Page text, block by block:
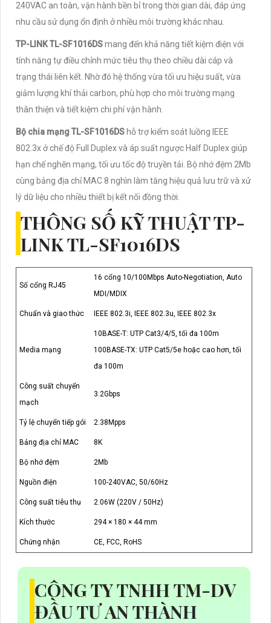
240VAC an toàn, vận hành bền bỉ trong thời gian dài, đáp ứng
nhu cầu sử dụng ổn định ở nhiều môi trường khác nhau.
TP-LINK TL-SF1016DSmang đến khả năng tiết kiệm điện với
tính năng tự điều chỉnh mức tiêu thụ theo chiều dài cáp và
trạng thái liên kết. Nhờ đó hệ thống vừa tối ưu hiệu suất, vừa
giảm lượng khí thải carbon, phù hợp cho môi trường mạng
thân thiện và tiết kiệm chi phí vận hành.
Bộ chia mạng TL-SF1016DS hỗ trợ kiểm soát luồng IEEE
802.3x ở chế độ Full Duplex và áp suất ngược Half Duplex giúp
hạn chế nghẽn mạng, tối ưu tốc độ truyền tải. Bộ nhớ đệm 2Mb
cùng bảng địa chỉ MAC 8 nghìn làm tăng hiệu quả lưu trữ và xử
lý dữ liệu cho nhiều thiết bị kết nối đồng thời.
THÔNG SỐ KỸ THUẬT TP-
LINK TL-SF1016DS
Số cổng RJ45
16 cổng 10/100Mbps Auto-Negotiation, Auto
MDI/MDIX
Chuẩn và giao thức IEEE 802.3i, IEEE 802.3u, IEEE 802.3x
Media mạng
10BASE-T: UTP Cat3/4/5, tối đa 100m
100BASE-TX: UTP Cat5/5e hoặc cao hơn, tối
đa 100m
Công suất chuyển
mạch
3.2Gbps
Tỷ lệ chuyển tiếp gói 2.38Mpps
Bảng địa chỉ MAC 8K
Bộ nhớ đệm 2Mb
Nguồn điện 100-240VAC, 50/60Hz
Công suất tiêu thụ 2.06W (220V / 50Hz)
Kích thước 294 × 180 × 44 mm
Chứng nhận CE, FCC, RoHS
CÔNG TY TNHH TM-DV
ĐẦU TƯ AN THÀNH